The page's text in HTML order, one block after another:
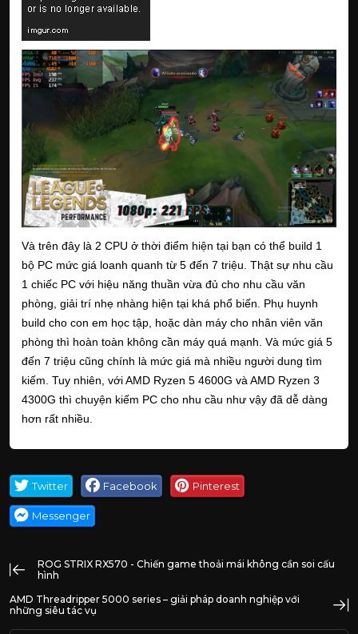
Và trên đây là 2 CPU ở thời điểm hiện tại bạn có thể build 1
bộ PC mức giá loanh quanh từ 5 đến 7 triệu. Thật sự nhu cầu
1 chiếc PC với hiệu năng thuần vừa đủ cho nhu cầu văn
phòng, giải trí nhẹ nhàng hiện tại khá phổ biến. Phụ huynh
build cho con em học tập, hoặc dàn máy cho nhân viên văn
phòng thì hoàn toàn không cần máy quá mạnh. Và mức giá 5
đến 7 triệu cũng chính là mức giá mà nhiều người dung tìm
kiếm. Tuy nhiên, với AMD Ryzen 5 4600G và AMD Ryzen 3
4300G thì chuyện kiếm PC cho nhu cầu như vậy đã dễ dàng
hơn rất nhiều.
Twitter Facebook Pinterest
Messenger
ROG STRIX RX570 - Chiến game thoải mái không cần soi cấu
hình
AMD Threadripper 5000 series – giải pháp doanh nghiệp với
những siêu tác vụ